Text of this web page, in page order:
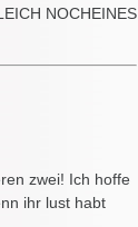
NOCHEINES
zwei! Ich hoffe
ihr lust habt